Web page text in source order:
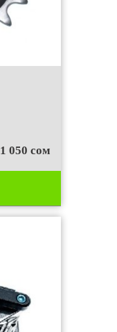
1 050 сом